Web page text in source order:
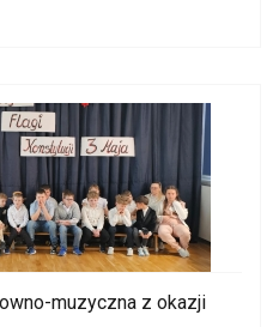
muzyczna z okazji